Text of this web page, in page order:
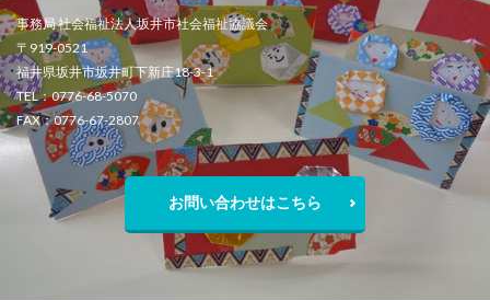
事務局 社会福祉法人坂井市社会福祉協議会
〒919-0521
福井県坂井市坂井町下新庄18-3-1
TEL：0776-68-5070
FAX：0776-67-2807
お問い合わせはこちら